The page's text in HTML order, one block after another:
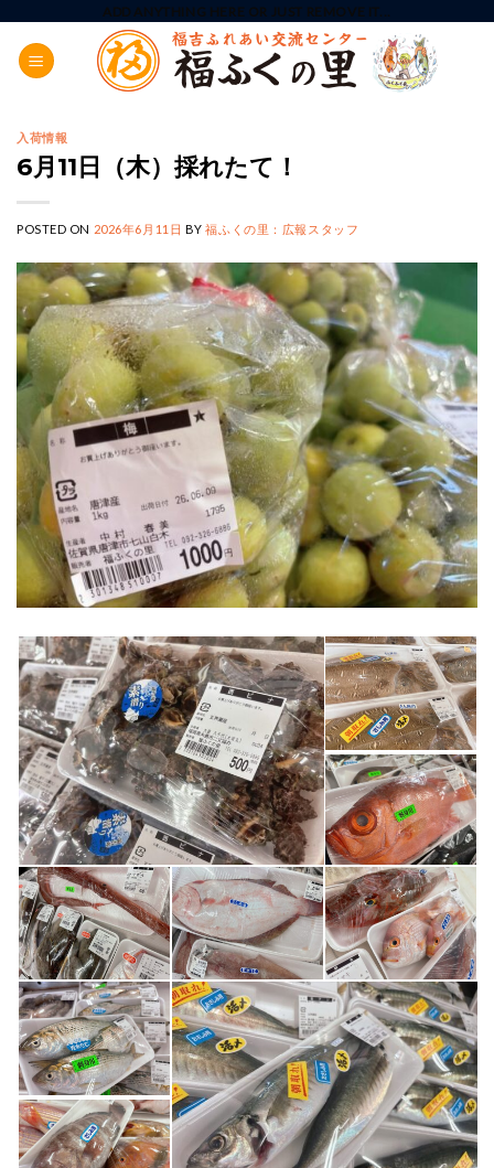
content
ADD ANYTHING HERE OR JUST REMOVE IT...
入荷情報
6月11日（木）採れたて！
POSTED ON 2026年6月11日 BY福ふくの里：広報スタッフ